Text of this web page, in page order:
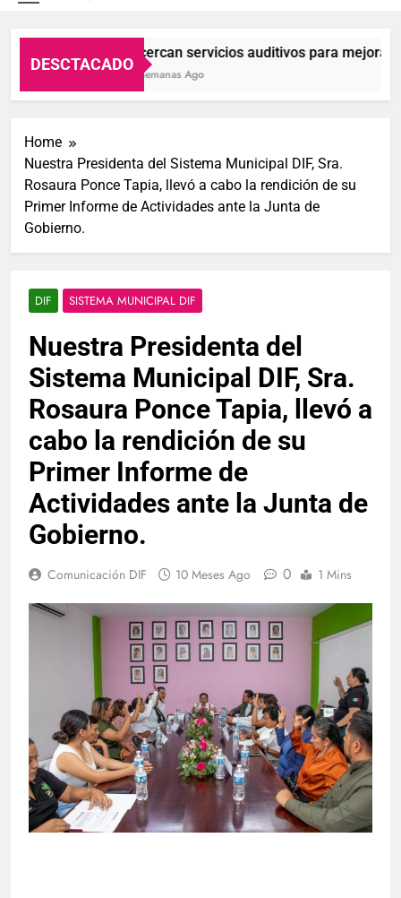
DESCTACADO
Acercan servicios auditivos para mejorar
2 Semanas Ago
Home
Nuestra Presidenta del Sistema Municipal DIF, Sra.
Rosaura Ponce Tapia, llevó a cabo la rendición de su
Primer Informe de Actividades ante la Junta de
Gobierno.
DIF SISTEMA MUNICIPAL DIF
Nuestra Presidenta del
Sistema Municipal DIF, Sra.
Rosaura Ponce Tapia, llevó a
cabo la rendición de su
Primer Informe de
Actividades ante la Junta de
Gobierno.
Comunicación DIF 10 Meses Ago 0 1 Mins